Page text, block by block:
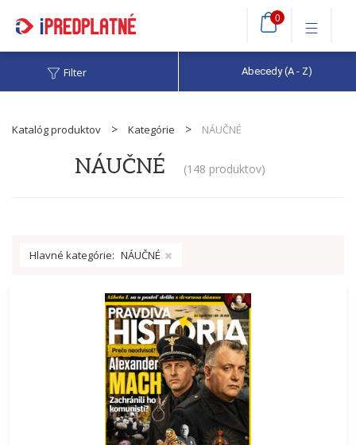
0
Katalóg produktov Kategórie NÁUČNÉ
NÁUČNÉ (148 produktov)
Abecedy (A - Z)
Filter
Hlavné kategórie: NÁUČNÉ